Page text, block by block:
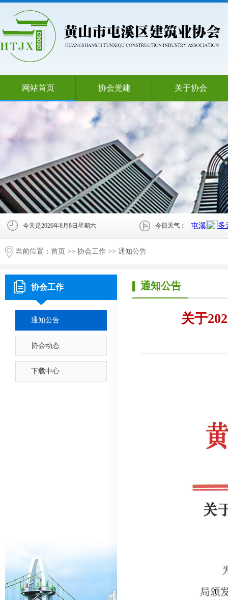
网站首页 协会党建 关于协会
今天是2026年8月8日星期六 今日天气：
当前位置： 首页 >> 协会工作 >> 通知公告
协会工作
通知公告
协会动态
下载中心
通知公告
关于